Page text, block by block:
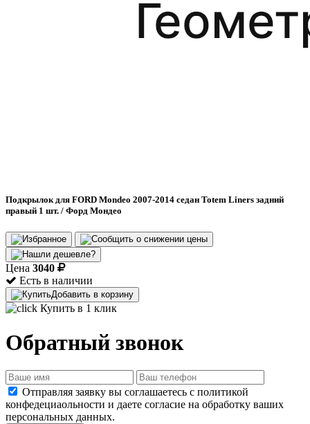
Подкрылок для FORD Mondeo 2007-2014 седан Totem Liners задний
правый 1 шт. / Форд Мондео
Цена 3040
Есть в наличии
Добавить в корзину
Купить в 1 клик
Обратный звонок
Отправляя заявку вы соглашаетесь с политикой
конфедециаольности и даете согласие на обработку ваших
персональных данных.